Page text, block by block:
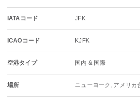
IATAコード JFK
ICAOコード KJFK
空港タイプ 国内 & 国際
場所 ニューヨーク, アメリカ